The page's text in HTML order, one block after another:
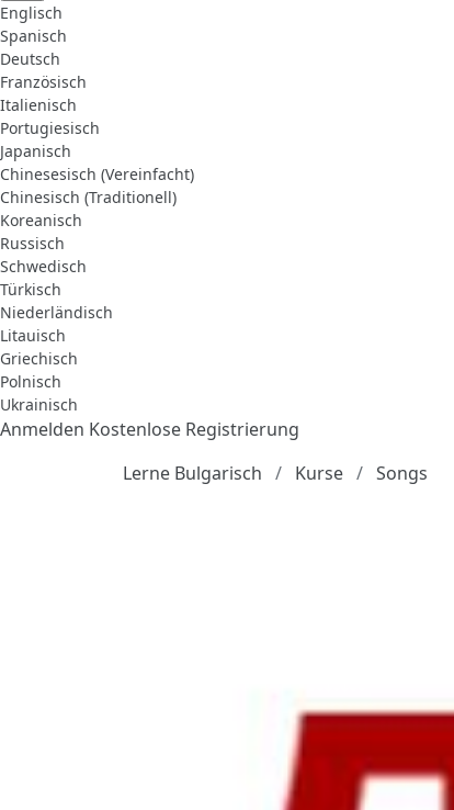
Englisch
Spanisch
Deutsch
Französisch
Italienisch
Portugiesisch
Japanisch
Chinesesisch (Vereinfacht)
Chinesisch (Traditionell)
Koreanisch
Russisch
Schwedisch
Türkisch
Niederländisch
Litauisch
Griechisch
Polnisch
Ukrainisch
Anmelden Kostenlose Registrierung
Lerne Bulgarisch
Kurse Songs